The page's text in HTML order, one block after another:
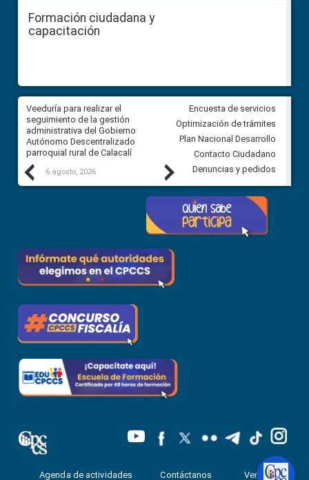
Formación ciudadana y
capacitación
Previous
Veeduría para realizar el
seguimiento de la gestión
administrativa del Gobierno
Autónomo Descentralizado
parroquial rural de Calacalí
6 agosto, 2026
Veeduría para vigilar los
derivados de la Audiencia
comunidad Urbina, parroquia
Carolina
5 agosto, 2026
Next
Encuesta de servicios
Optimización de trámites
Plan Nacional Desarrollo
Contacto Ciudadano
Denuncias y pedidos
Agenda de actividades Contáctanos Ventanilla